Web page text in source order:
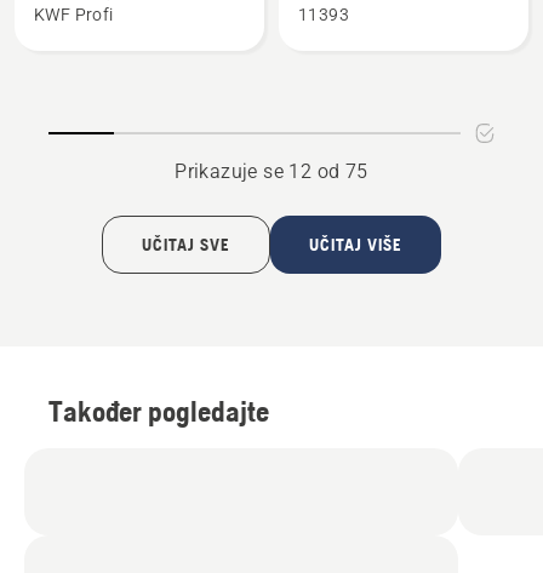
KWF Profi
11393
Prikazuje se 12 od 75
UČITAJ SVE UČITAJ VIŠE
Također pogledajte